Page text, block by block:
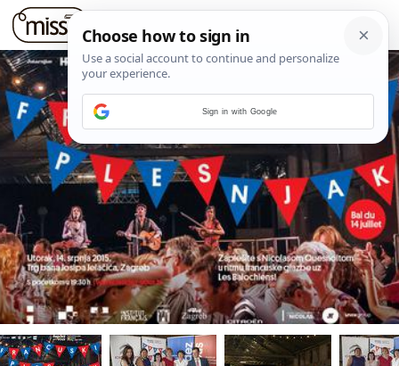
Sign in with Google